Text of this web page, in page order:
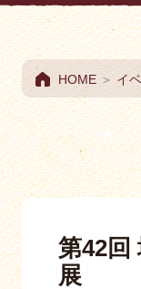
村上市観光情報総
HOME＞イ
第42回
展